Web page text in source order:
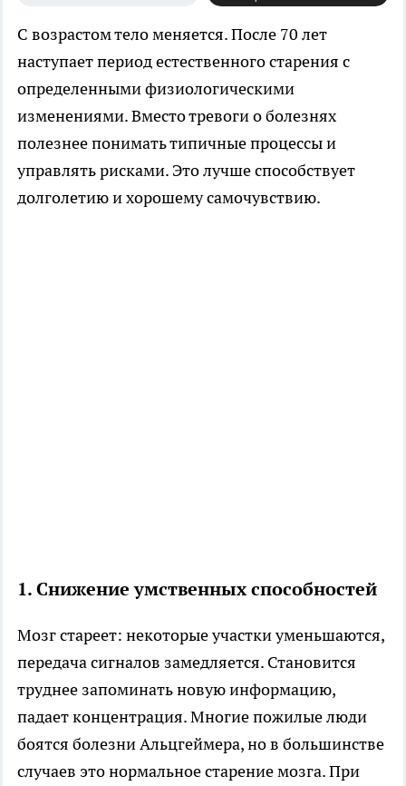
С возрастом тело меняется. После 70 лет
наступает период естественного старения с
определенными физиологическими
изменениями. Вместо тревоги о болезнях
полезнее понимать типичные процессы и
управлять рисками. Это лучше способствует
долголетию и хорошему самочувствию.
1. Снижение умственных способностей
Мозг стареет: некоторые участки уменьшаются,
передача сигналов замедляется. Становится
труднее запоминать новую информацию,
падает концентрация. Многие пожилые люди
боятся болезни Альцгеймера, но в большинстве
случаев это нормальное старение мозга. При